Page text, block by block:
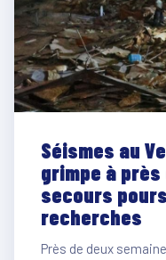
Séismes au
grimpe à
secours
recherches
Près de deux